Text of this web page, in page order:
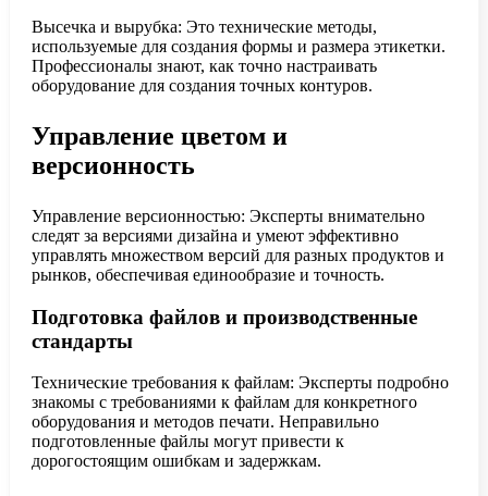
Высечка и вырубка: Это технические методы,
используемые для создания формы и размера этикетки.
Профессионалы знают, как точно настраивать
оборудование для создания точных контуров.
Управление цветом и
версионность
Управление версионностью: Эксперты внимательно
следят за версиями дизайна и умеют эффективно
управлять множеством версий для разных продуктов и
рынков, обеспечивая единообразие и точность.
Подготовка файлов и производственные
стандарты
Технические требования к файлам: Эксперты подробно
знакомы с требованиями к файлам для конкретного
оборудования и методов печати. Неправильно
подготовленные файлы могут привести к
дорогостоящим ошибкам и задержкам.